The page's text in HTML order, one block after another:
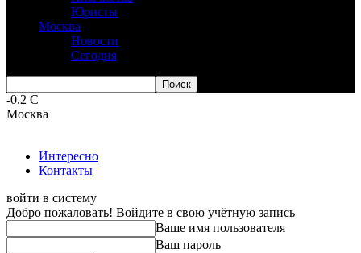
Юристы
Москва
Новости
Сегодня
-0.2 C
Москва
Интересно
Контакты
войти в систему
Добро пожаловать! Войдите в свою учётную запись
Ваше имя пользователя
Ваш пароль